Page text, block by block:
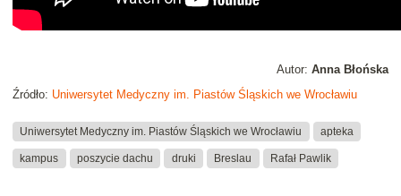
Autor: Anna Błońska
Źródło: Uniwersytet Medyczny im. Piastów Śląskich we Wrocławiu
Uniwersytet Medyczny im. Piastów Śląskich we Wrocławiu apteka
kampus poszycie dachu druki Breslau Rafał Pawlik